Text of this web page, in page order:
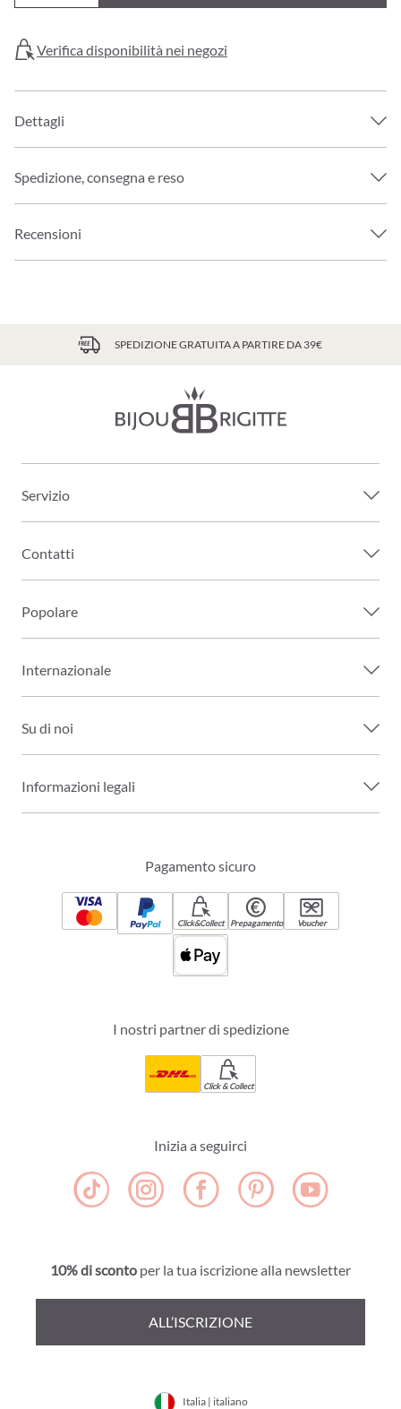
Verifica disponibilità nei negozi
Dettagli
Spedizione, consegna e reso
Recensioni
SPEDIZIONE GRATUITA A PARTIRE DA 39€
Servizio
Contatti
Popolare
Internazionale
Su di noi
Informazioni legali
Pagamento sicuro
Click&Collect Prepagamento Voucher
I nostri partner di spedizione
Click & Collect
Inizia a seguirci
10% di sconto per la tua iscrizione alla newsletter
ALL’ISCRIZIONE
Italia | italiano